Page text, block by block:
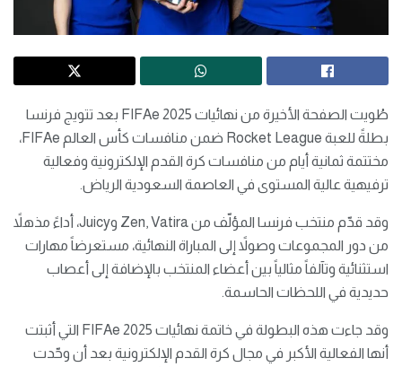
طُويت الصفحة الأخيرة من نهائيات FIFAe 2025 بعد تتويج فرنسا
بطلةً للعبة Rocket League ضمن منافسات كأس العالم FIFAe،
مختتمة ثمانية أيام من منافسات كرة القدم الإلكترونية وفعالية
ترفيهية عالية المستوى في العاصمة السعودية الرياض.
وقد قدّم منتخب فرنسا المؤلّف من Zen, Vatira وJuicy، أداءً مذهلاً
من دور المجموعات وصولاً إلى المباراة النهائية، مستعرضاً مهارات
استثنائية وتآلفاً مثالياً بين أعضاء المنتخب بالإضافة إلى أعصاب
حديدية في اللحظات الحاسمة.
وقد جاءت هذه البطولة في خاتمة نهائيات FIFAe 2025 التي أثبتت
أنها الفعالية الأكبر في مجال كرة القدم الإلكترونية بعد أن وحّدت